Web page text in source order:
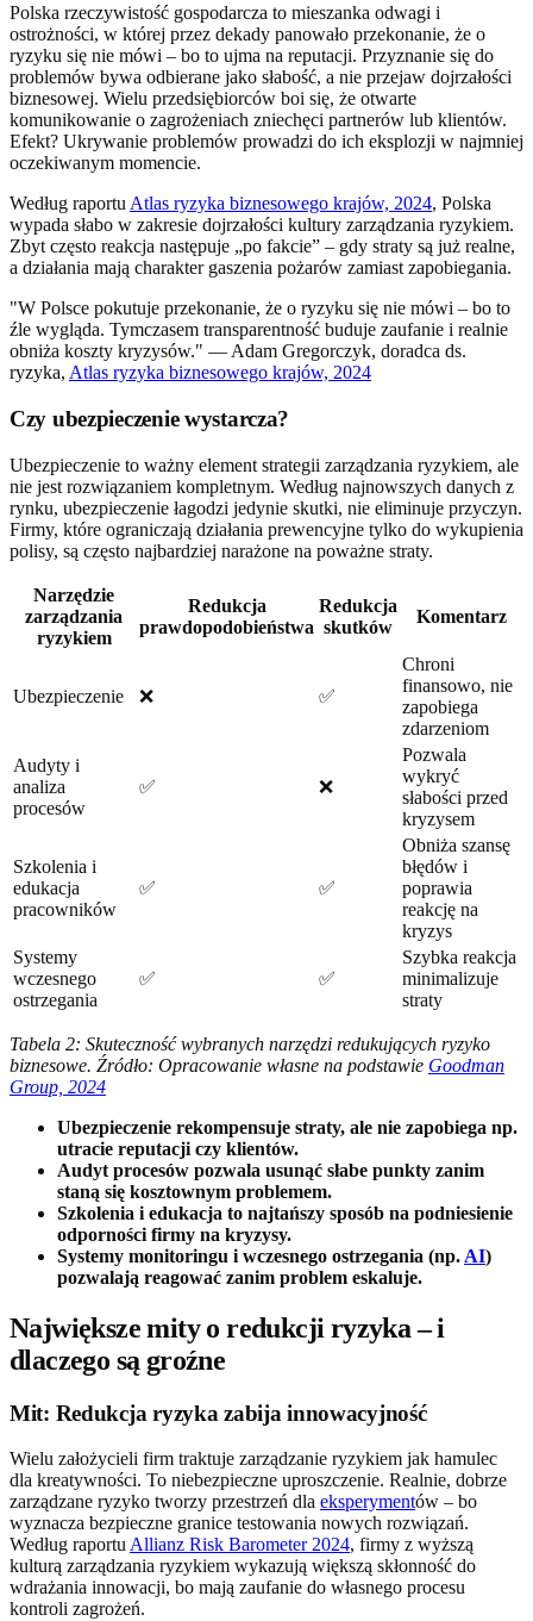
Polska rzeczywistość gospodarcza to mieszanka odwagi i
ostrożności, w której przez dekady panowało przekonanie, że o
ryzyku się nie mówi – bo to ujma na reputacji. Przyznanie się do
problemów bywa odbierane jako słabość, a nie przejaw dojrzałości
biznesowej. Wielu przedsiębiorców boi się, że otwarte
komunikowanie o zagrożeniach zniechęci partnerów lub klientów.
Efekt? Ukrywanie problemów prowadzi do ich eksplozji w najmniej
oczekiwanym momencie.
Według raportu Atlas ryzyka biznesowego krajów, 2024, Polska
wypada słabo w zakresie dojrzałości kultury zarządzania ryzykiem.
Zbyt często reakcja następuje „po fakcie” – gdy straty są już realne,
a działania mają charakter gaszenia pożarów zamiast zapobiegania.
"W Polsce pokutuje przekonanie, że o ryzyku się nie mówi – bo to
źle wygląda. Tymczasem transparentność buduje zaufanie i realnie
obniża koszty kryzysów." — Adam Gregorczyk, doradca ds.
ryzyka, Atlas ryzyka biznesowego krajów, 2024
Czy ubezpieczenie wystarcza?
Ubezpieczenie to ważny element strategii zarządzania ryzykiem, ale
nie jest rozwiązaniem kompletnym. Według najnowszych danych z
rynku, ubezpieczenie łagodzi jedynie skutki, nie eliminuje przyczyn.
Firmy, które ograniczają działania prewencyjne tylko do wykupienia
polisy, są często najbardziej narażone na poważne straty.
Narzędzie
zarządzania
ryzykiem
Redukcja
prawdopodobieństwa
Redukcja
skutków
Komentarz
Ubezpieczenie ❌ ✅
Chroni
finansowo, nie
zapobiega
zdarzeniom
Audyty i
analiza
procesów
✅ ❌
Pozwala
wykryć
słabości przed
kryzysem
Szkolenia i
edukacja
pracowników
✅ ✅
Obniża szansę
błędów i
poprawia
reakcję na
kryzys
Systemy
wczesnego
ostrzegania
✅ ✅
Szybka reakcja
minimalizuje
straty
Tabela 2: Skuteczność wybranych narzędzi redukujących ryzyko
biznesowe. Źródło: Opracowanie własne na podstawie Goodman
Group, 2024
Ubezpieczenie rekompensuje straty, ale nie zapobiega np.
utracie reputacji czy klientów.
Audyt procesów pozwala usunąć słabe punkty zanim
staną się kosztownym problemem.
Szkolenia i edukacja to najtańszy sposób na podniesienie
odporności firmy na kryzysy.
Systemy monitoringu i wczesnego ostrzegania (np. AI)
pozwalają reagować zanim problem eskaluje.
Największe mity o redukcji ryzyka – i
dlaczego są groźne
Mit: Redukcja ryzyka zabija innowacyjność
Wielu założycieli firm traktuje zarządzanie ryzykiem jak hamulec
dla kreatywności. To niebezpieczne uproszczenie. Realnie, dobrze
zarządzane ryzyko tworzy przestrzeń dla eksperymentów – bo
wyznacza bezpieczne granice testowania nowych rozwiązań.
Według raportu Allianz Risk Barometer 2024, firmy z wyższą
kulturą zarządzania ryzykiem wykazują większą skłonność do
wdrażania innowacji, bo mają zaufanie do własnego procesu
kontroli zagrożeń.